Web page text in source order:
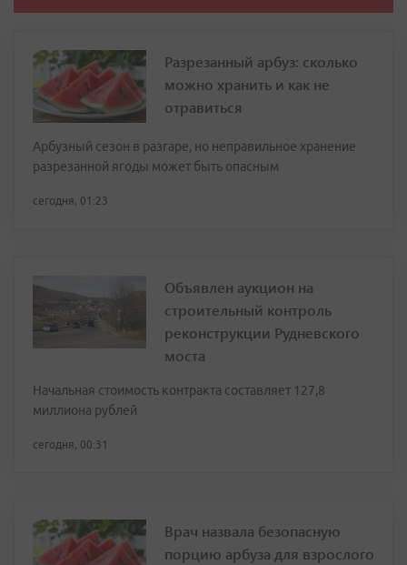
Разрезанный арбуз: сколько
можно хранить и как не
отравиться
Арбузный сезон в разгаре, но неправильное хранение
разрезанной ягоды может быть опасным
сегодня, 01:23
Объявлен аукцион на
строительный контроль
реконструкции Рудневского
моста
Начальная стоимость контракта составляет 127,8
миллиона рублей
сегодня, 00:31
Врач назвала безопасную
порцию арбуза для взрослого